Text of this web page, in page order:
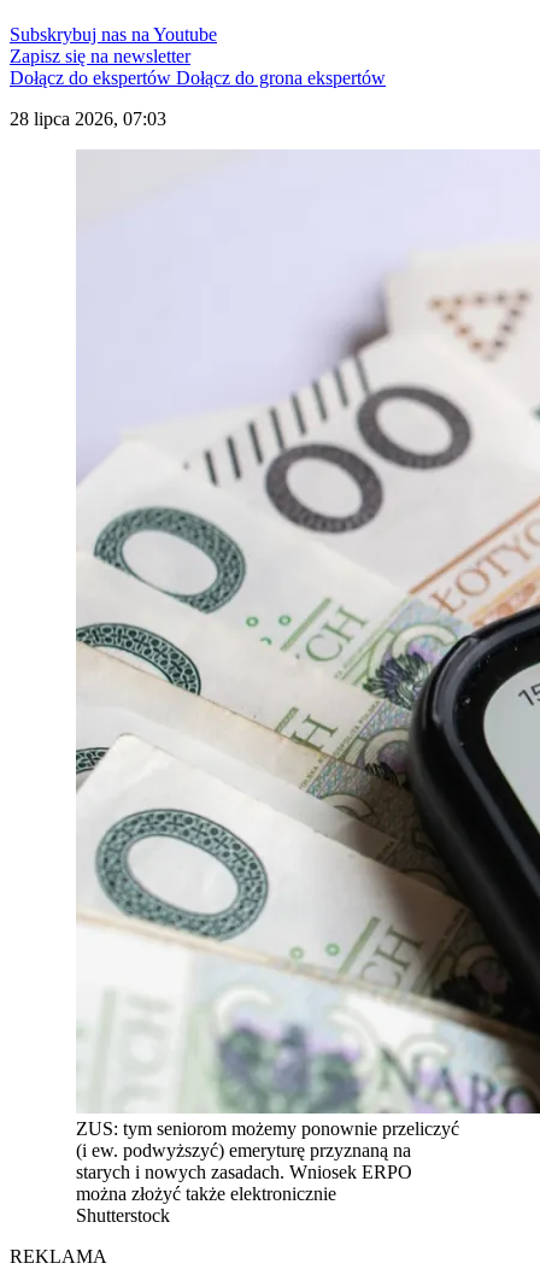
Subskrybuj nas na Youtube
Zapisz się na newsletter
Dołącz do ekspertów Dołącz do grona ekspertów
28 lipca 2026, 07:03
ZUS: tym seniorom możemy ponownie przeliczyć
(i ew. podwyższyć) emeryturę przyznaną na
starych i nowych zasadach. Wniosek ERPO
można złożyć także elektronicznie
Shutterstock
REKLAMA